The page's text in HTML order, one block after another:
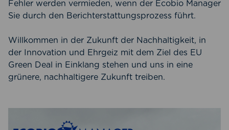
Fehler werden vermieden, wenn der Ecobio Manager
Sie durch den Berichterstattungsprozess führt.
Willkommen in der Zukunft der Nachhaltigkeit, in
der Innovation und Ehrgeiz mit dem Ziel des EU
Green Deal in Einklang stehen und uns in eine
grünere, nachhaltigere Zukunft treiben.